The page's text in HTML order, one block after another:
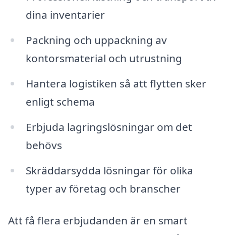
dina inventarier
Packning och uppackning av
kontorsmaterial och utrustning
Hantera logistiken så att flytten sker
enligt schema
Erbjuda lagringslösningar om det
behövs
Skräddarsydda lösningar för olika
typer av företag och branscher
Att få flera erbjudanden är en smart